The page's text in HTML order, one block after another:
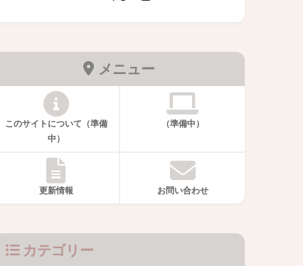
メニュー
このサイトについて（準備
中）
（準備中）
更新情報 お問い合わせ
カテゴリー